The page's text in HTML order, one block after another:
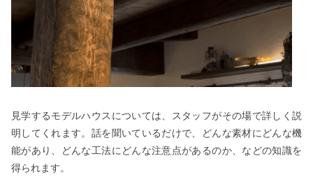
見学するモデルハウスについては、スタッフがその場で詳しく説
明してくれます。話を聞いているだけで、どんな素材にどんな機
能があり、どんな工法にどんな注意点があるのか、などの知識を
得られます。